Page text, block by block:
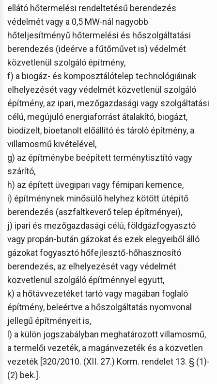
ellátó hőtermelési rendeltetésű berendezés
védelmét vagy a 0,5 MW-nál nagyobb
hőteljesítményű hőtermelési és hőszolgáltatási
berendezés (ideérve a fűtőművet is) védelmét
közvetlenül szolgáló építmény,
f) a biogáz- és komposztálótelep technológiáinak
elhelyezését vagy védelmét közvetlenül szolgáló
építmény, az ipari, mezőgazdasági vagy szolgáltatási
célú, megújuló energiaforrást átalakító, biogázt,
biodízelt, bioetanolt előállító és tároló építmény, a
villamosmű kivételével,
g) az építménybe beépített terménytisztító vagy
szárító,
h) az épített üvegipari vagy fémipari kemence,
i) építménynek minősülő helyhez kötött útépítő
berendezés (aszfaltkeverő telep építményei),
j) ipari és mezőgazdasági célú, földgázfogyasztó
vagy propán-bután gázokat és ezek elegyeiből álló
gázokat fogyasztó hőfejlesztő-hőhasznosító
berendezés, az elhelyezését vagy védelmét
közvetlenül szolgáló építménnyel együtt,
k) a hőtávvezetéket tartó vagy magában foglaló
építmény, beleértve a hőszolgáltatás nyomvonal
jellegű építményeit is,
l) a külön jogszabályban meghatározott villamosmű,
a termelői vezeték, a magánvezeték és a közvetlen
vezeték [320/2010. (XII. 27.) Korm. rendelet 13. § (1)-
(2) bek.].